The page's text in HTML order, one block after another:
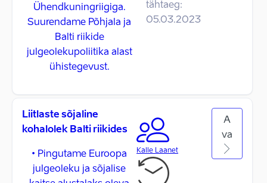
Ühendkuningriigiga.
Suurendame Põhjala ja
Balti riikide
julgeolekupoliitika alast
ühistegevust.
tähtaeg:
05.03.2023
Liitlaste sõjaline
kohalolek Balti riikides
• Pingutame Euroopa
julgeoleku ja sõjalise
Kalle Laanet
A
va